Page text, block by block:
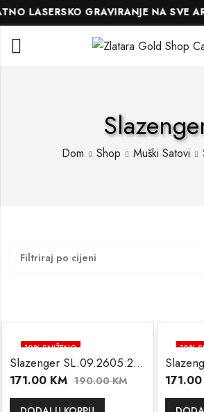
LASERSKO GRAVIRANJE NA SVE
Dom Shop Muški Satovi
Filtriraj po cijeni
10% SNIŽENO
Slazenger SL.09.2605.2.491
171.00 KM 190.00KM
10%
171.00